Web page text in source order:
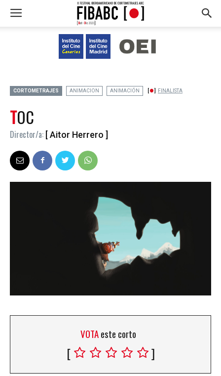
CORTOMETRAJES ANIMACION ANIMACIÓN FINALISTA
TOC
Director/a: [ Aitor Herrero ]
VOTAeste corto
[ ]